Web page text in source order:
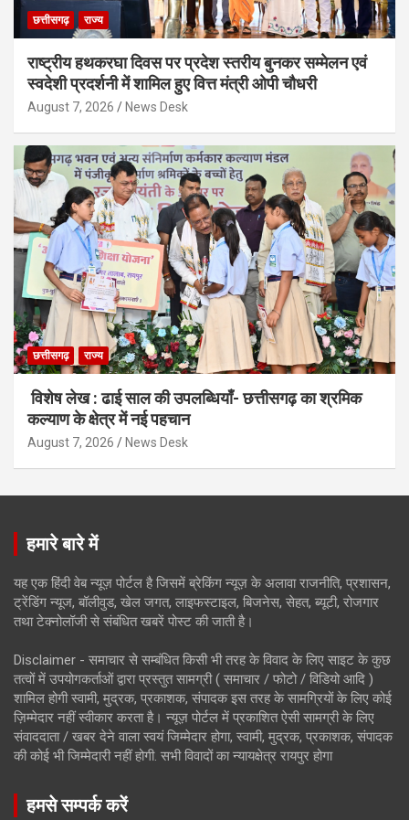
छत्तीसगढ़ राज्य
राष्ट्रीय हथकरघा दिवस पर प्रदेश स्तरीय बुनकर सम्मेलन एवं
स्वदेशी प्रदर्शनी में शामिल हुए वित्त मंत्री ओपी चौधरी
August 7, 2026 News Desk
छत्तीसगढ़ राज्य
विशेष लेख : ढाई साल की उपलब्धियाँ- छत्तीसगढ़ का श्रमिक
कल्याण के क्षेत्र में नई पहचान
August 7, 2026 News Desk
हमारे बारे में
यह एक हिंदी वेब न्यूज़ पोर्टल है जिसमें ब्रेकिंग न्यूज़ के अलावा राजनीति, प्रशासन,
ट्रेंडिंग न्यूज, बॉलीवुड, खेल जगत, लाइफस्टाइल, बिजनेस, सेहत, ब्यूटी, रोजगार
तथा टेक्नोलॉजी से संबंधित खबरें पोस्ट की जाती है।
Disclaimer - समाचार से सम्बंधित किसी भी तरह के विवाद के लिए साइट के कुछ
तत्वों में उपयोगकर्ताओं द्वारा प्रस्तुत सामग्री ( समाचार / फोटो / विडियो आदि )
शामिल होगी स्वामी, मुद्रक, प्रकाशक, संपादक इस तरह के सामग्रियों के लिए कोई
ज़िम्मेदार नहीं स्वीकार करता है। न्यूज़ पोर्टल में प्रकाशित ऐसी सामग्री के लिए
संवाददाता / खबर देने वाला स्वयं जिम्मेदार होगा, स्वामी, मुद्रक, प्रकाशक, संपादक
की कोई भी जिम्मेदारी नहीं होगी. सभी विवादों का न्यायक्षेत्र रायपुर होगा
हमसे सम्पर्क करें